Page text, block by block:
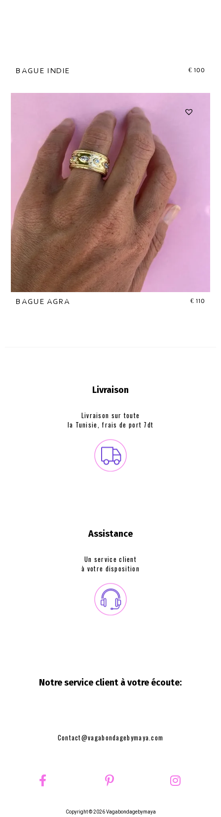
BAGUE INDIE € 100
BAGUE AGRA € 110
Livraison
Livraison sur toute
la Tunisie, frais de port 7dt
Assistance
Un service client
à votre disposition
Notre service client à votre écoute:
Contact@vagabondagebymaya.com
Copyright © 2026 Vagabondagebymaya